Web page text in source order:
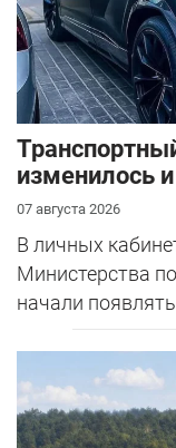
изменилось
07 августа 2026
В личных
Министерства
начали